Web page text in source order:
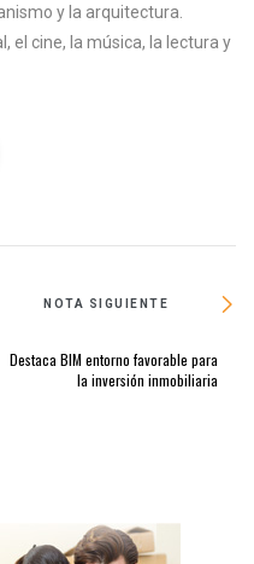
y la arquitectura.
el cine, la música, la lectura y
NOTA SIGUIENTE
Destaca BIM entorno favorable para
la inversión inmobiliaria